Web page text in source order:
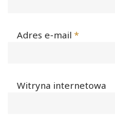
Adres e-mail*
Witryna internetowa